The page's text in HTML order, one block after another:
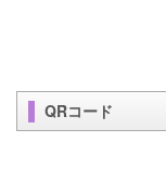
QRコード